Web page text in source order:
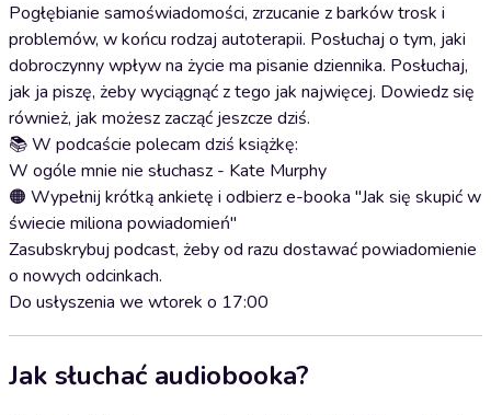
Pogłębianie samoświadomości, zrzucanie z barków trosk i
problemów, w końcu rodzaj autoterapii. Posłuchaj o tym, jaki
dobroczynny wpływ na życie ma pisanie dziennika. Posłuchaj,
jak ja piszę, żeby wyciągnąć z tego jak najwięcej. Dowiedz się
również, jak możesz zacząć jeszcze dziś.
📚 W podcaście polecam dziś książkę:
W ogóle mnie nie słuchasz - Kate Murphy
🟠 Wypełnij krótką ankietę i odbierz e-booka "Jak się skupić w
świecie miliona powiadomień"
Zasubskrybuj podcast, żeby od razu dostawać powiadomienie
o nowych odcinkach.
Do usłyszenia we wtorek o 17:00
Jak słuchać audiobooka?